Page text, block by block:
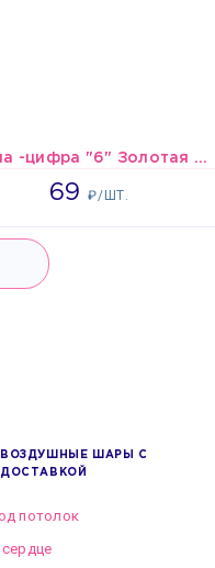
Свеча -цифра "6" Золотая 8см/V
69₽/ШТ.
69
ВОЗДУШНЫЕ ШАРЫ С
ДОСТАВКОЙ
потолок